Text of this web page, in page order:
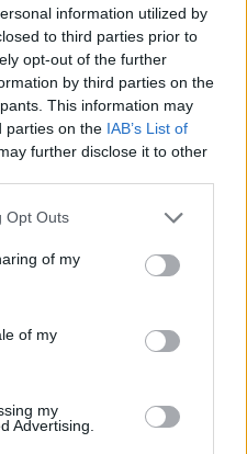
information utilized by
to third parties prior to
opt-out of the further
by third parties on the
This information may
parties on the IAB’s List of
further disclose it to other
uses one or more Google
behaviour. You may click to
and its third-party tags to
purposes in below Google
Opt Outs
of my
of my
my
Advertising.
a vikingek